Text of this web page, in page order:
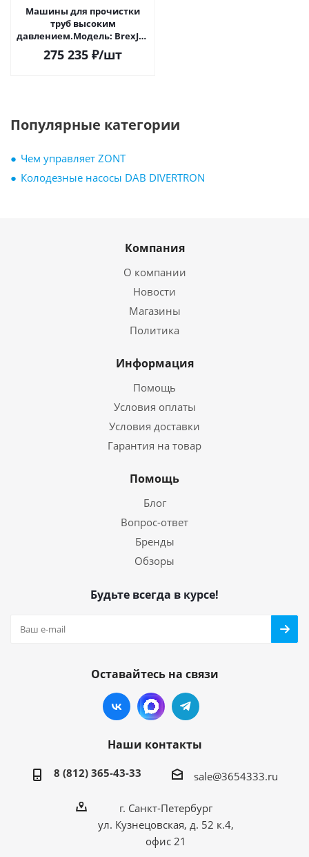
Машины для прочистки
труб высоким
давлением.Модель: BrexJET
Electric ECO 1800. 13 л/час,
180 бар, 2
275 235 ₽/шт
Популярные категории
Чем управляет ZONT
Колодезные насосы DAB DIVERTRON
Компания
О компании
Новости
Магазины
Политика
Информация
Помощь
Условия оплаты
Условия доставки
Гарантия на товар
Помощь
Блог
Вопрос-ответ
Бренды
Обзоры
Будьте всегда в курсе!
Оставайтесь на связи
Наши контакты
8 (812) 365-43-33 sale@3654333.ru
г. Санкт-Петербург
ул. Кузнецовская, д. 52 к.4,
офис 21